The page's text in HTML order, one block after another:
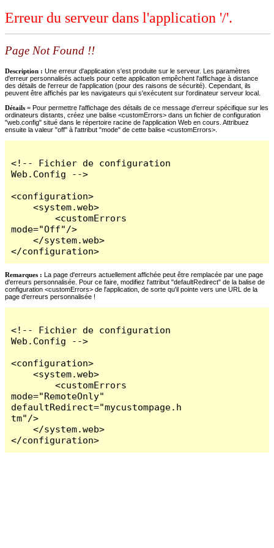
Erreur du serveur dans l'application '/'.
Page Not Found !!
Description : Une erreur d'application s'est produite sur le serveur. Les paramètres
d'erreur personnalisés actuels pour cette application empêchent l'affichage à distance
des détails de l'erreur de l'application (pour des raisons de sécurité). Cependant, ils
peuvent être affichés par les navigateurs qui s'exécutent sur l'ordinateur serveur local.
Détails = Pour permettre l'affichage des détails de ce message d'erreur spécifique sur les
ordinateurs distants, créez une balise <customErrors> dans un fichier de configuration
"web.config" situé dans le répertoire racine de l'application Web en cours. Attribuez
ensuite la valeur "off" à l'attribut "mode" de cette balise <customErrors>.
<!-- Fichier de configuration
Web.Config -->
<configuration>
    <system.web>
        <customErrors
mode="Off"/>
    </system.web>
</configuration>
Remarques : La page d'erreurs actuellement affichée peut être remplacée par une page
d'erreurs personnalisée. Pour ce faire, modifiez l'attribut "defaultRedirect" de la balise de
configuration <customErrors> de l'application, de sorte qu'il pointe vers une URL de la
page d'erreurs personnalisée !
<!-- Fichier de configuration
Web.Config -->
<configuration>
    <system.web>
        <customErrors
mode="RemoteOnly"
defaultRedirect="mycustompage.h
tm"/>
    </system.web>
</configuration>